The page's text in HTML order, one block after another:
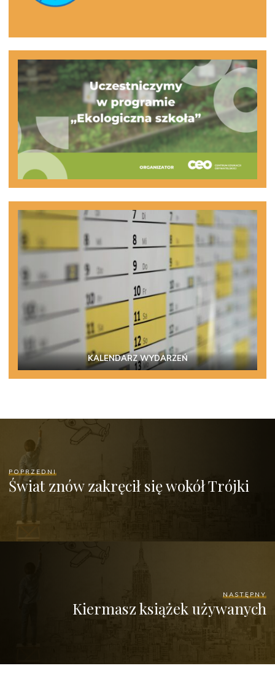
KALENDARZ WYDARZEŃ
POPRZEDNI
Świat znów zakręcił się wokół Trójki
NASTĘPNY
Kiermasz książek używanych